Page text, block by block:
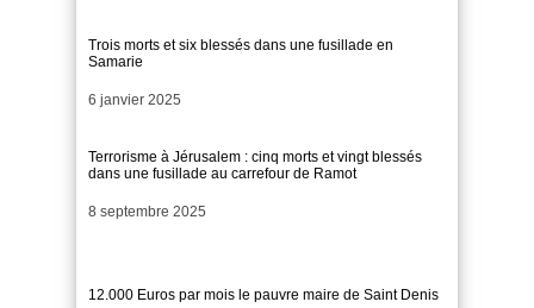
Trois morts et six blessés dans une fusillade en
Samarie
Date
6 janvier 2025
Terrorisme à Jérusalem : cinq morts et vingt blessés
dans une fusillade au carrefour de Ramot
Date
8 septembre 2025
12.000 Euros par mois le pauvre maire de Saint Denis